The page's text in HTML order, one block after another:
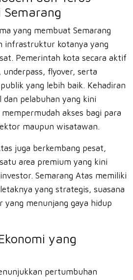
Semarang
yang membuat Semarang
infrastruktur kotanya yang
Pemerintah kota secara aktif
flyover, serta
yang lebih baik. Kehadiran
dan pelabuhan yang kini
akses bagi para
maupun wisatawan.
juga berkembang pesat,
area premium yang kini
Semarang Atas memiliki
yang strategis, suasana
menunjang gaya hidup
yang
pertumbuhan